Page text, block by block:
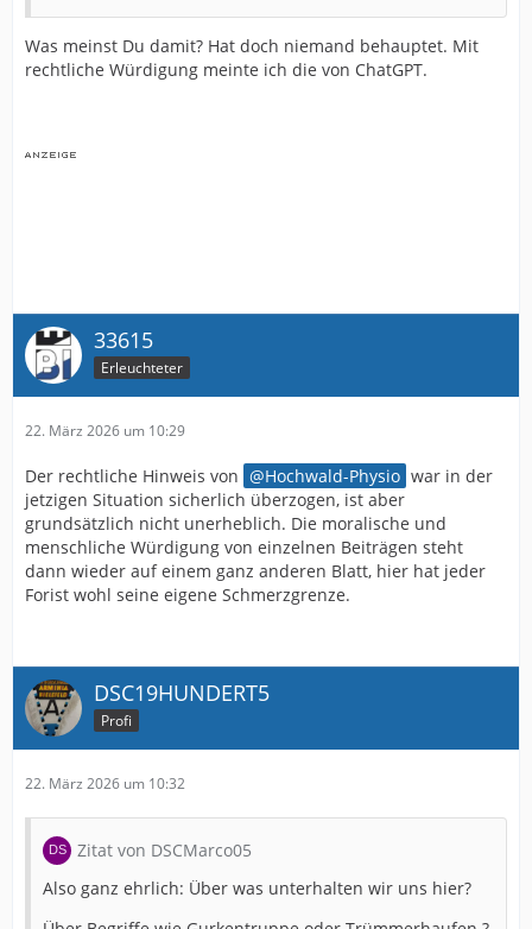
Was meinst Du damit? Hat doch niemand behauptet. Mit
rechtliche Würdigung meinte ich die von ChatGPT.
33615
Erleuchteter
22. März 2026 um 10:29
Der rechtliche Hinweis von Hochwald-Physio war in der
jetzigen Situation sicherlich überzogen, ist aber
grundsätzlich nicht unerheblich. Die moralische und
menschliche Würdigung von einzelnen Beiträgen steht
dann wieder auf einem ganz anderen Blatt, hier hat jeder
Forist wohl seine eigene Schmerzgrenze.
DSC19HUNDERT5
Profi
22. März 2026 um 10:32
Zitat von DSCMarco05
Also ganz ehrlich: Über was unterhalten wir uns hier?